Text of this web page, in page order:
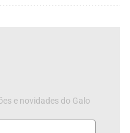
e novidades do Galo